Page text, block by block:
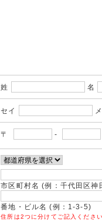
姓 名
セイ
〒 -
市区町村名 (例：千代田区神
番地・ビル名 (例：1-3-5)
住所は2つに分けてご記入くださ